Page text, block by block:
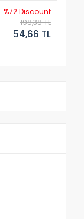
%72 Discount
198,38 TL
54,66 TL